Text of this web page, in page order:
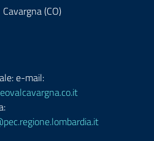
(CO)
e-mail: